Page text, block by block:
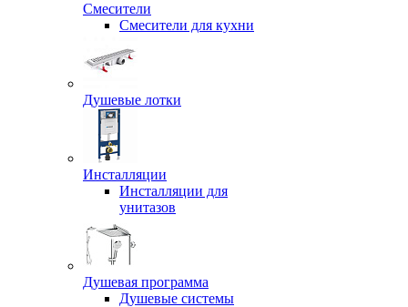
Смесители
Смесители для кухни
Душевые лотки
Инсталляции
Инсталляции для
унитазов
Душевая программа
Душевые системы